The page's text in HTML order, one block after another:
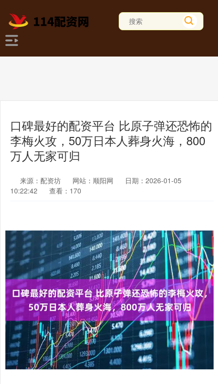
口碑最好的配资平台 比原子弹还恐怖的
李梅火攻，50万日本人葬身火海，800
万人无家可归
来源：配资坊 网站：顺阳网
日期：2026-01-05
10:22:42
查看：170